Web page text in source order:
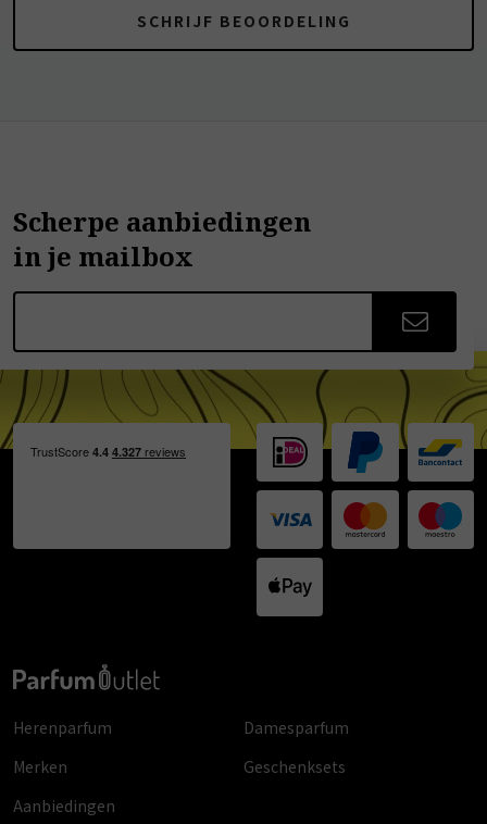
SCHRIJF BEOORDELING
Scherpe aanbiedingen
in je mailbox
Herenparfum
Damesparfum
Merken
Geschenksets
Aanbiedingen